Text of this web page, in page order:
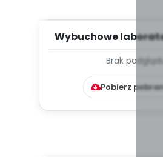
Wybuchowe
Brak
Pobierz